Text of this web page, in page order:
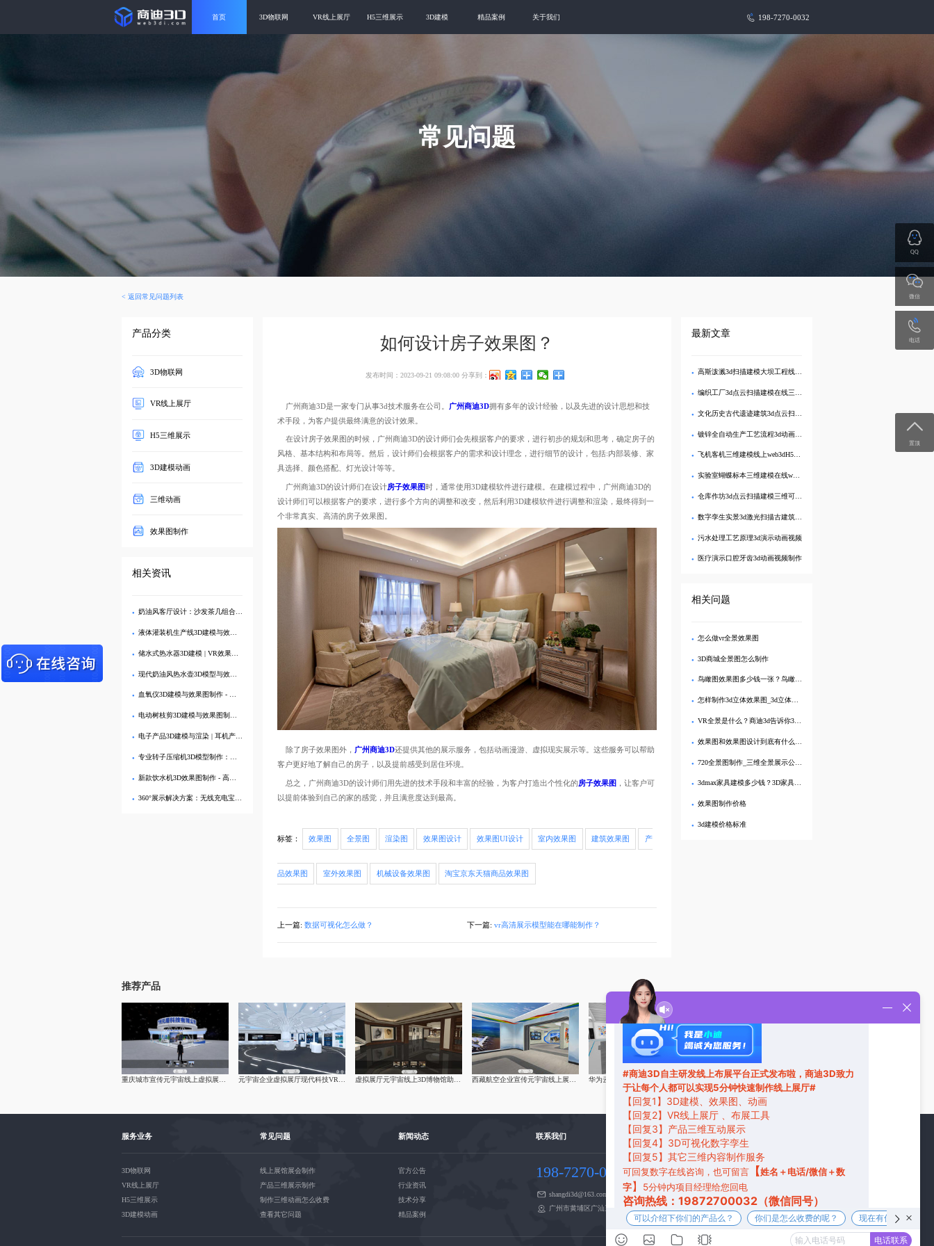
首页 3D物联网 VR线上展厅 H5三维展示 3D建模 精品案例 关于我们 198-7270-0032
常见问题
< 返回常见问题列表
产品分类
3D物联网
VR线上展厅
H5三维展示
3D建模动画
三维动画
效果图制作
相关资讯
奶油风客厅设计：沙发茶几组合3D建模与效果图制作
液体灌装机生产线3D建模与效果图制作 | 食品机械设备可视化
储水式热水器3D建模 | VR效果图制作
现代奶油风热水壶3D模型与效果图制作 - 产品3D可视化
血氧仪3D建模与效果图制作 - 专业产品可视化服务
电动树枝剪3D建模与效果图制作 - 五金工具效果图展示
电子产品3D建模与渲染 | 耳机产品3D展示效果图制作
专业转子压缩机3D模型制作：打造高逼真工业效果图
新款饮水机3D效果图制作 - 高清渲染图全景展示产品
360°展示解决方案：无线充电宝3D模型与效果图制作
如何设计房子效果图？
发布时间：2023-09-21 09:08:00 分享到：
广州商迪3D是一家专门从事3d技术服务在公司。 广州商迪3D拥有多年的设计经验，以及先进的设计思想和技
术手段，为客户提供最终满意的设计效果。
在设计房子效果图的时候，广州商迪3D的设计师们会先根据客户的要求，进行初步的规划和思考，确定房子的
风格、基本结构和布局等。然后，设计师们会根据客户的需求和设计理念，进行细节的设计，包括:内部装修、家
具选择、颜色搭配、灯光设计等等。
广州商迪3D的设计师们在设计房子效果图时，通常使用3D建模软件进行建模。在建模过程中，广州商迪3D的
设计师们可以根据客户的要求，进行多个方向的调整和改变，然后利用3D建模软件进行调整和渲染，最终得到一
个非常真实、高清的房子效果图。
除了房子效果图外， 广州商迪3D还提供其他的展示服务，包括动画漫游、虚拟现实展示等。这些服务可以帮助
客户更好地了解自己的房子，以及提前感受到居住环境。
总之，广州商迪3D的设计师们用先进的技术手段和丰富的经验，为客户打造出个性化的房子效果图 ，让客户可
以提前体验到自己的家的感觉，并且满意度达到最高。
标签： 效果图 全景图 渲染图 效果图设计 效果图UI设计 室内效果图 建筑效果图 产
品效果图 室外效果图 机械设备效果图 淘宝京东天猫商品效果图
上一篇: 数据可视化怎么做？ 下一篇: vr高清展示模型能在哪能制作？
最新文章
高斯泼溅3d扫描建模大坝工程线上三维可视化管理
编织工厂3d点云扫描建模在线三维可视化展示
文化历史古代遗迹建筑3d点云扫描建模展示
镀锌全自动生产工艺流程3d动画视频演示制作
飞机客机三维建模线上web3dH5互动展示
实验室蝴蝶标本三维建模在线web3d交互展示
仓库作坊3d点云扫描建模三维可视化管理
数字孪生实景3d激光扫描古建筑建模可视化
污水处理工艺原理3d演示动画视频
医疗演示口腔牙齿3d动画视频制作
相关问题
怎么做vr全景效果图
3D商城全景图怎么制作
鸟瞰图效果图多少钱一张？鸟瞰图效果图怎么做？
怎样制作3d立体效果图_3d立体画制作哪家好
VR全景是什么？商迪3d告诉你3d全景的好处有多少？
效果图和效果图设计到底有什么区别？区别大着呢，亲……
720全景图制作_三维全景展示公司哪家好
3dmax家具建模多少钱？3D家具建模多少钱一张？
效果图制作价格
3d建模价格标准
推荐产品
华为云元宇宙VR企业展厅3D虚拟展厅制作 元宇宙VR虚拟线上展馆之3D美术馆制作
QQ
微信
电话
置顶
服务业务
3D物联网
VR线上展厅
H5三维展示
3D建模动画
常见问题
线上展馆展会制作
产品三维展示制作
制作三维动画怎么收费
查看其它问题
新闻动态
官方公告
行业资讯
技术分享
精品案例
联系我们
198-7270-0032
shangdi3d@163.com
广州市黄埔区广汕三路31号2楼